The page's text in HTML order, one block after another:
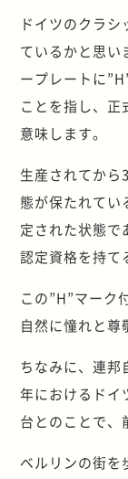
ドイツのクラ
ているかと思い
ープレートに
ことを指し、正
意味します。
生産されてから
態が保たれてい
定された状態で
認定資格を持て
この”H”マーク
自然に憧れと尊
ちなみに、連邦
年におけるドイ
台とのことで、
ベルリンの街を